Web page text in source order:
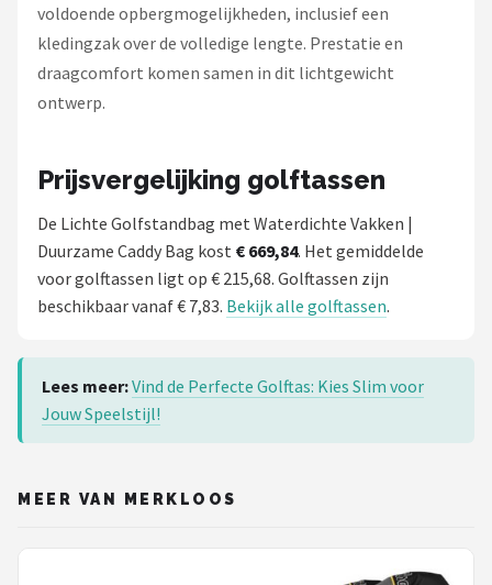
voldoende opbergmogelijkheden, inclusief een
kledingzak over de volledige lengte. Prestatie en
draagcomfort komen samen in dit lichtgewicht
ontwerp.
Prijsvergelijking golftassen
De Lichte Golfstandbag met Waterdichte Vakken |
Duurzame Caddy Bag kost € 669,84. Het gemiddelde
voor golftassen ligt op € 215,68. Golftassen zijn
beschikbaar vanaf € 7,83. Bekijk alle golftassen.
Lees meer:Vind de Perfecte Golftas: Kies Slim voor
Jouw Speelstijl!
MEER VAN MERKLOOS